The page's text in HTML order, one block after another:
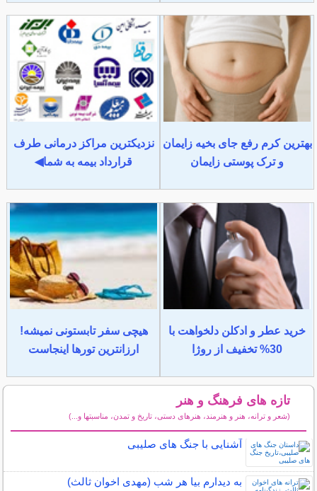
بهترین کرم رفع جای بخیه زایمان
و ترک پوستی زایمان
نزدیکترین مراکز درمانی طرف
قرارداد بیمه به شما◀
خرید عطر و ادکلن دلخواهت با
30% تخفیف از روژا
هیچی سفر تابستونی نمیشه!
ارزانترین تورها اینجاست
تازه های فرهنگ و هنر
(شعر و ترانه، هنر و هنرمند، هنرهای دستی، تاریخ و تمدن، مناسبتها و...)
آشنایی با جنگ های صلیبی
به دیدارم بیا هر شب (مهدی اخوان ثالث)